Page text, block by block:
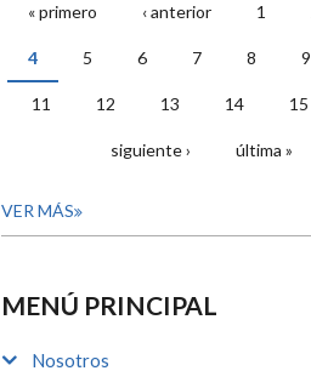
PÁGINAS
« primero ‹ anterior 1
4 5 6 7 8 9
11 12 13 14 15
siguiente › última »
VER MÁS
MENÚ PRINCIPAL
Nosotros